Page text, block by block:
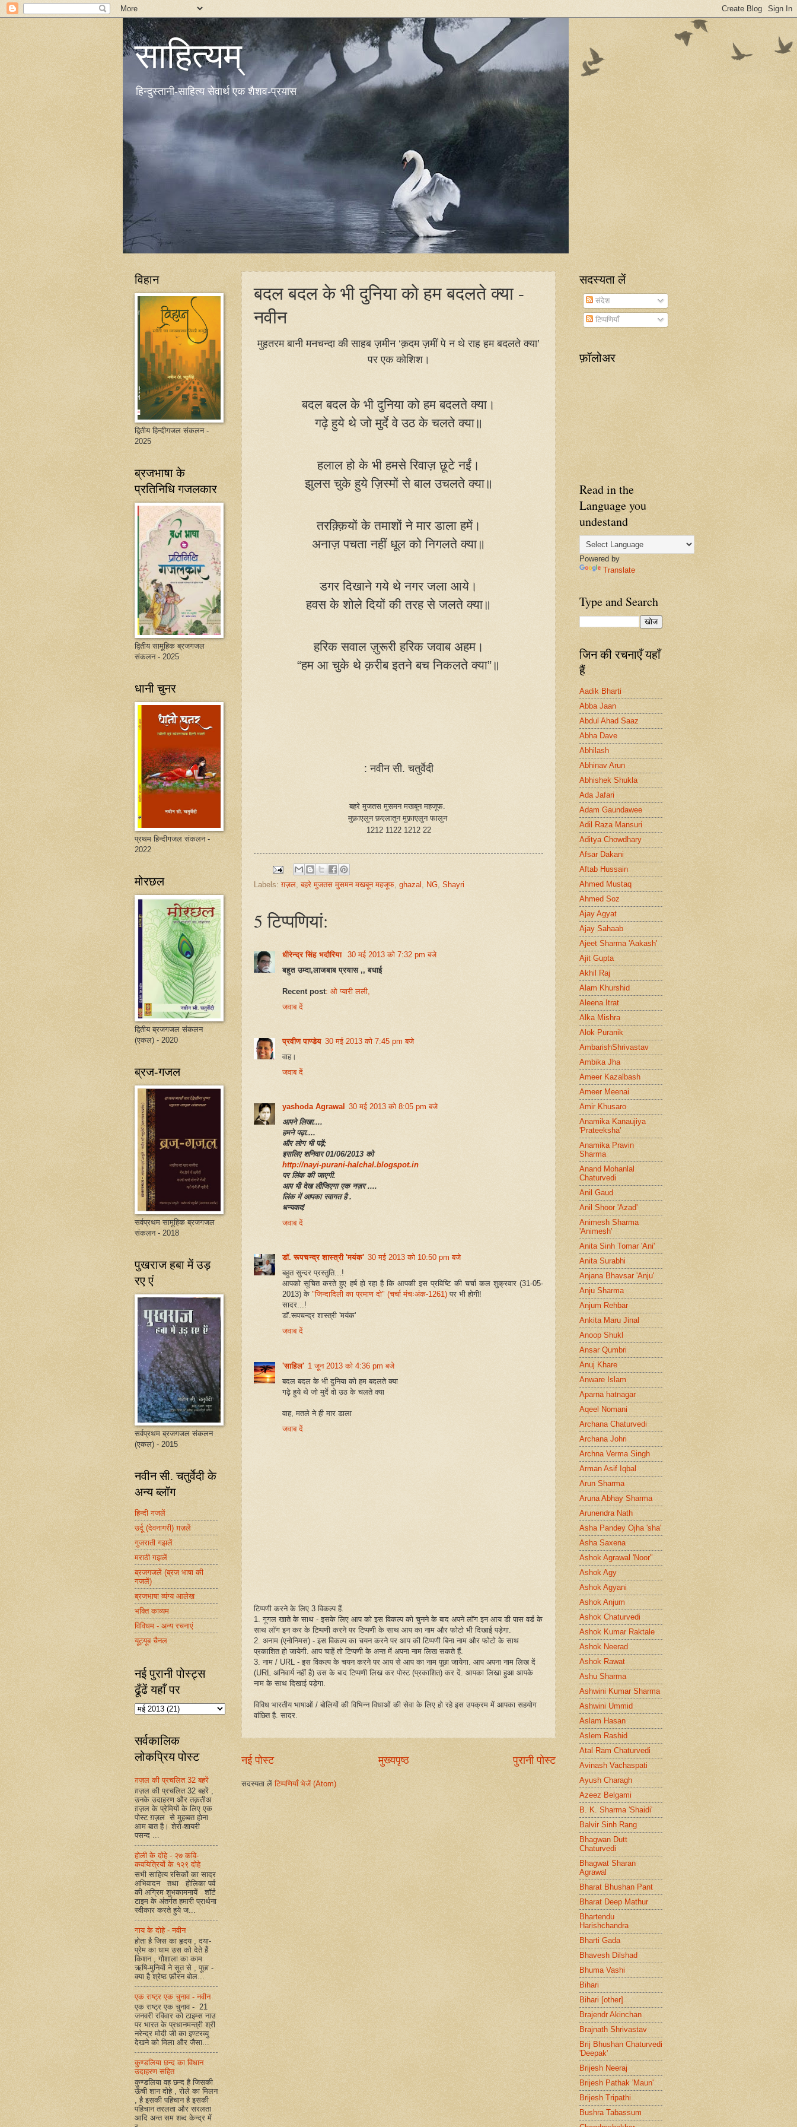
साहित्यम्
हिन्दुस्तानी-साहित्य सेवार्थ एक शैशव-प्रयास
बदल बदल के भी दुनिया को हम बदलते क्या -
नवीन
मुहतरम बानी मनचन्दा की साहब ज़मीन ‘क़दम ज़मीं पे न थे राह हम बदलते क्या’
पर एक कोशिश।
बदल बदल के भी दुनिया को हम बदलते क्या।
गढ़े हुये थे जो मुर्दे वे उठ के चलते क्या॥
हलाल हो के भी हमसे रिवाज़ छूटे नईं।
झुलस चुके हुये ज़िस्मों से बाल उचलते क्या॥
तरक़्क़ियों के तमाशों ने मार डाला हमें।
अनाज़ पचता नहीं धूल को निगलते क्या॥
डगर दिखाने गये थे नगर जला आये।
हवस के शोले दियों की तरह से जलते क्या॥
हरिक सवाल ज़ुरूरी हरिक जवाब अहम।
“हम आ चुके थे क़रीब इतने बच निकलते क्या”॥
:नवीन सी. चतुर्वेदी
बहरे मुजतस मुसमन मखबून महजूफ.
मुफ़ाएलुन फ़एलातुन मुफ़ाएलुन फालुन
1212 1122 1212 22
Labels:ग़ज़ल,बहरे मुजतस मुसमन मखबून महजूफ, ghazal , NG, Shayri
5 टिप्‍पणियां:
धीरेन्द्र सिंह भदौरिया 30 मई 2013 को 7:32 pm बजे
बहुत उम्दा,लाजबाब प्रयास ,, बधाई
Recent post: ओ प्यारी लली,
जवाब दें
प्रवीण पाण्डेय 30 मई 2013 को 7:45 pm बजे
वाह।
जवाब दें
yashoda Agrawal 30 मई 2013 को 8:05 pm बजे
आपने लिखा....
हमने पढ़ा....
और लोग भी पढ़ें;
इसलिए शनिवार 01/06/2013 को
http://nayi-purani-halchal.blogspot.in
पर लिंक की जाएगी.
आप भी देख लीजिएगा एक नज़र ....
लिंक में आपका स्वागत है .
धन्यवाद!
जवाब दें
डॉ. रूपचन्द्र शास्त्री 'मयंक' 30 मई 2013 को 10:50 pm बजे
बहुत सुन्दर प्रस्तुति...!
आपको सूचित करते हुए हर्ष हो रहा है कि आपकी इस प्रविष्टि की चर्चा कल शुक्रवार (31-05-
2013) के "जिन्दादिली का प्रमाण दो" (चर्चा मंचःअंक-1261)पर भी होगी!
सादर...!
डॉ.रूपचन्द्र शास्त्री 'मयंक'
जवाब दें
'साहिल' 1 जून 2013 को 4:36 pm बजे
बदल बदल के भी दुनिया को हम बदलते क्या
गढ़े हुये थे जो मुर्दे वो उठ के चलते क्या
वाह, मतले ने ही मार डाला
जवाब दें
टिप्पणी करने के लिए 3 विकल्प हैं.
1. गूगल खाते के साथ - इसके लिए आप को इस विकल्प को चुनने के बाद अपने लॉग इन आय डी पास वर्ड के
साथ लॉग इन कर के टिप्पणी करने पर टिप्पणी के साथ आप का नाम और फोटो भी दिखाई पड़ेगा.
2. अनाम (एनोनिमस) - इस विकल्प का चयन करने पर आप की टिप्पणी बिना नाम और फोटो के साथ
प्रकाशित हो जायेगी. आप चाहें तो टिप्पणी के अन्त में अपना नाम लिख सकते हैं.
3. नाम / URL - इस विकल्प के चयन करने पर आप से आप का नाम पूछा जायेगा. आप अपना नाम लिख दें
(URL अनिवार्य नहीं है) उस के बाद टिप्पणी लिख कर पोस्ट (प्रकाशित) कर दें. आपका लिखा हुआ आपके
नाम के साथ दिखाई पड़ेगा.
विविध भारतीय भाषाओं / बोलियों की विभिन्न विधाओं की सेवा के लिए हो रहे इस उपक्रम में आपका सहयोग
वांछित है. सादर.
नई पोस्ट पुरानी पोस्ट
मुख्यपृष्ठ
सदस्यता लेंटिप्पणियाँ भेजें (Atom)
विहान
द्वितीय हिन्दीगजल संकलन -
2025
ब्रजभाषा के
प्रतिनिधि गजलकार
द्वितीय सामूहिक ब्रजगजल
संकलन - 2025
धानी चुनर
प्रथम हिन्दीगजल संकलन -
2022
मोरछल
द्वितीय ब्रजगजल संकलन
(एकल) - 2020
ब्रज-गजल
सर्वप्रथम सामूहिक ब्रजगजल
संकलन - 2018
पुखराज हबा में उड़
रए एं
सर्वप्रथम ब्रजगजल संकलन
(एकल) - 2015
नवीन सी. चतुर्वेदी के
अन्य ब्लॉग
हिन्दी गजलें
उर्दू (देवनागरी) ग़ज़लें
गुजराती गझलें
मराठी गझलें
ब्रजगजलें (ब्रज भाषा की
गजलें)
ब्रजभाषा व्यंग्य आलेख
भक्ति काव्यम
विविधम - अन्य रचनाएं
यूट्यूब चैनल
नई पुरानी पोस्ट्स
ढूँढें यहाँ पर
सर्वकालिक
लोकप्रिय पोस्ट
ग़ज़ल की प्रचलित 32 बहरें
ग़ज़ल की प्रचलित 32 बहरें ,
उनके उदाहरण और तक़तीअ
ग़ज़ल के प्रेमियों के लिए एक
पोस्ट ग़ज़ल से मुहब्बत होना
आम बात है। शेरो-शायरी
पसन्द ...
होली के दोहे - २७ कवि-
कवयित्रियों के १२९ दोहे
सभी साहित्य रसिकों का सादर
अभिवादन तथा होलिका पर्व
की अग्रिम शुभकामनायें शॉर्ट
टाइम के अंतर्गत हमारी प्रार्थना
स्वीकार करते हुये ज...
गाय के दोहे - नवीन
होता है जिस का हृदय , दया-
प्रेम का धाम उस को देते हैं
किशन , गौशाला का काम
ऋषि-मुनियों ने सूत से , पूछा -
क्या है श्रेष्ठ फ़ौरन बोल...
एक राष्ट्र एक चुनाव - नवीन
एक राष्ट्र एक चुनाव - 21
जनवरी रविवार को टाइम्स नाउ
पर भारत के प्रधानमन्त्री श्री
नरेन्द्र मोदी जी का इण्टरव्यु
देखने को मिला और जैसा...
कुण्डलिया छन्द का विधान
उदाहरण सहित
कुण्डलिया वह छन्द है जिसकी
ऊँची शान दोहे , रोले का मिलन
, है इसकी पहिचान है इसकी
पहिचान तरलता और सरलता
आदि अन्त सम शब्द केन्द्र में
सदस्यता लें
संदेश
टिप्पणियाँ
फ़ॉलोअर
Read in the
Language you
undestand
Powered by
Translate
Type and Search
जिन की रचनाएँ यहाँ
हैं
Aadik Bharti
Abba Jaan
Abdul Ahad Saaz
Abha Dave
Abhilash
Abhinav Arun
Abhishek Shukla
Ada Jafari
Adam Gaundawee
Adil Raza Mansuri
Aditya Chowdhary
Afsar Dakani
Aftab Hussain
Ahmed Mustaq
Ahmed Soz
Ajay Agyat
Ajay Sahaab
Ajeet Sharma 'Aakash'
Ajit Gupta
Akhil Raj
Alam Khurshid
Aleena Itrat
Alka Mishra
Alok Puranik
AmbarishShrivastav
Ambika Jha
Ameer Kazalbash
Ameer Meenai
Amir Khusaro
Anamika Kanaujiya
'Prateeksha'
Anamika Pravin
Sharma
Anand Mohanlal
Chaturvedi
Anil Gaud
Anil Shoor 'Azad'
Animesh Sharma
'Animesh'
Anita Sinh Tomar 'Ani'
Anita Surabhi
Anjana Bhavsar 'Anju'
Anju Sharma
Anjum Rehbar
Ankita Maru Jinal
Anoop Shukl
Ansar Qumbri
Anuj Khare
Anware Islam
Aparna hatnagar
Aqeel Nomani
Archana Chaturvedi
Archana Johri
Archna Verma Singh
Arman Asif Iqbal
Arun Sharma
Aruna Abhay Sharma
Arunendra Nath
Asha Pandey Ojha 'sha'
Asha Saxena
Ashok Agrawal 'Noor"
Ashok Agy
Ashok Agyani
Ashok Anjum
Ashok Chaturvedi
Ashok Kumar Raktale
Ashok Neerad
Ashok Rawat
Ashu Sharma
Ashwini Kumar Sharma
Ashwini Ummid
Aslam Hasan
Aslem Rashid
Atal Ram Chaturvedi
Avinash Vachaspati
Ayush Charagh
Azeez Belgami
B. K. Sharma 'Shaidi'
Balvir Sinh Rang
Bhagwan Dutt
Chaturvedi
Bhagwat Sharan
Agrawal
Bharat Bhushan Pant
Bharat Deep Mathur
Bhartendu
Harishchandra
Bharti Gada
Bhavesh Dilshad
Bhuma Vashi
Bihari
Bihari [other]
Brajendr Akinchan
Brajnath Shrivastav
Brij Bhushan Chaturvedi
'Deepak'
Brijesh Neeraj
Brijesh Pathak 'Maun'
Brijesh Tripathi
Bushra Tabassum